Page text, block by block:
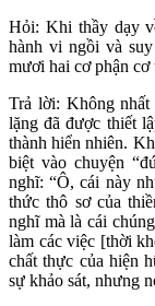
Hỏi: Khi thầy dạy
hành vi ngồi và
mươi hai cơ phận cơ
Trả lời: Không
lặng đã được thiết
thành hiển nhiên.
biệt vào chuyện
nghĩ: “Ô, cái này
thức thô sơ của
nghĩ mà là cái
làm các việc [thời
chất thực của hiện
sự khảo sát, nhưng